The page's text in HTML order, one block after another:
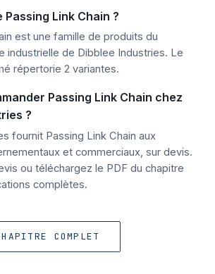
Link Chain ?
est une famille de produits du
industrielle de Dibblee Industries. Le
répertorie 2 variantes.
Passing Link Chain chez
?
fournit Passing Link Chain aux
et commerciaux, sur devis.
ou téléchargez le PDF du chapitre
complètes.
COMPLET